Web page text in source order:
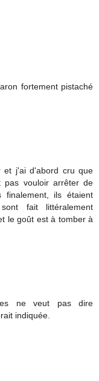
fortement pistaché
et j'ai d'abord cru que
pas vouloir arrêter de
ils étaient
fait littéralement
le goût est à tomber à
ne veut pas dire
indiquée.